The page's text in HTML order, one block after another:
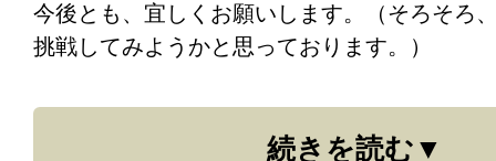
これです。これこそがWE（ウェスタン・エ
ーブルが共通して持っている底力です。
今後とも、宜しくお願いします。（そろそろ
挑戦してみようかと思っております。）
続きを読む